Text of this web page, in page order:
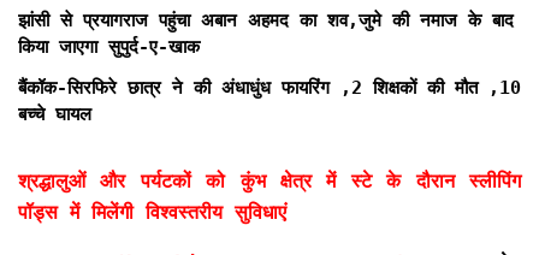
झांसी से प्रयागराज पहुंचा अबान अहमद का शव,जुमे की नमाज के बाद
किया जाएगा सुपुर्द-ए-खाक
बैंकॉक-सिरफिरे छात्र ने की अंधाधुंध फायरिंग ,2 शिक्षकों की मौत ,10
बच्चे घायल
श्रद्धालुओं और पर्यटकों को कुंभ क्षेत्र में स्टे के दौरान स्लीपिंग
पॉड्स में मिलेंगी विश्वस्तरीय सुविधाएं